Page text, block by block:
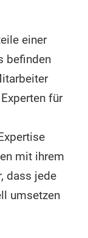
Fuß
Bis
einer
befinden
für
mit ihrem
dass jede
umsetzen